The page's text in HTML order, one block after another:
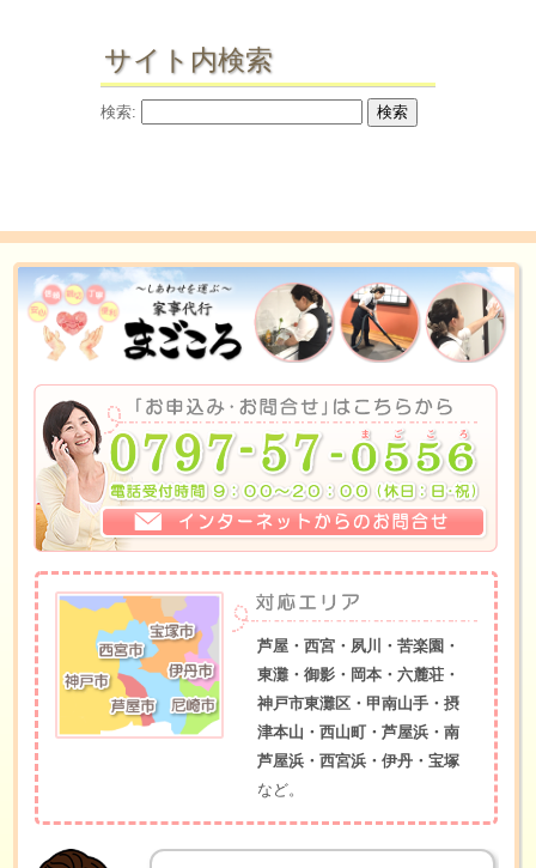
サイト内検索
検索:
芦屋・西宮・夙川・苦楽園・
東灘・御影・岡本・六麓荘・
神戸市東灘区・甲南山手・摂
津本山・西山町・芦屋浜・南
芦屋浜・西宮浜・伊丹・宝塚
など。